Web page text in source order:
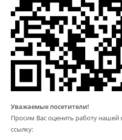
Уважаемые посетители!
Просим Вас оценить работу нашей
ссылку: